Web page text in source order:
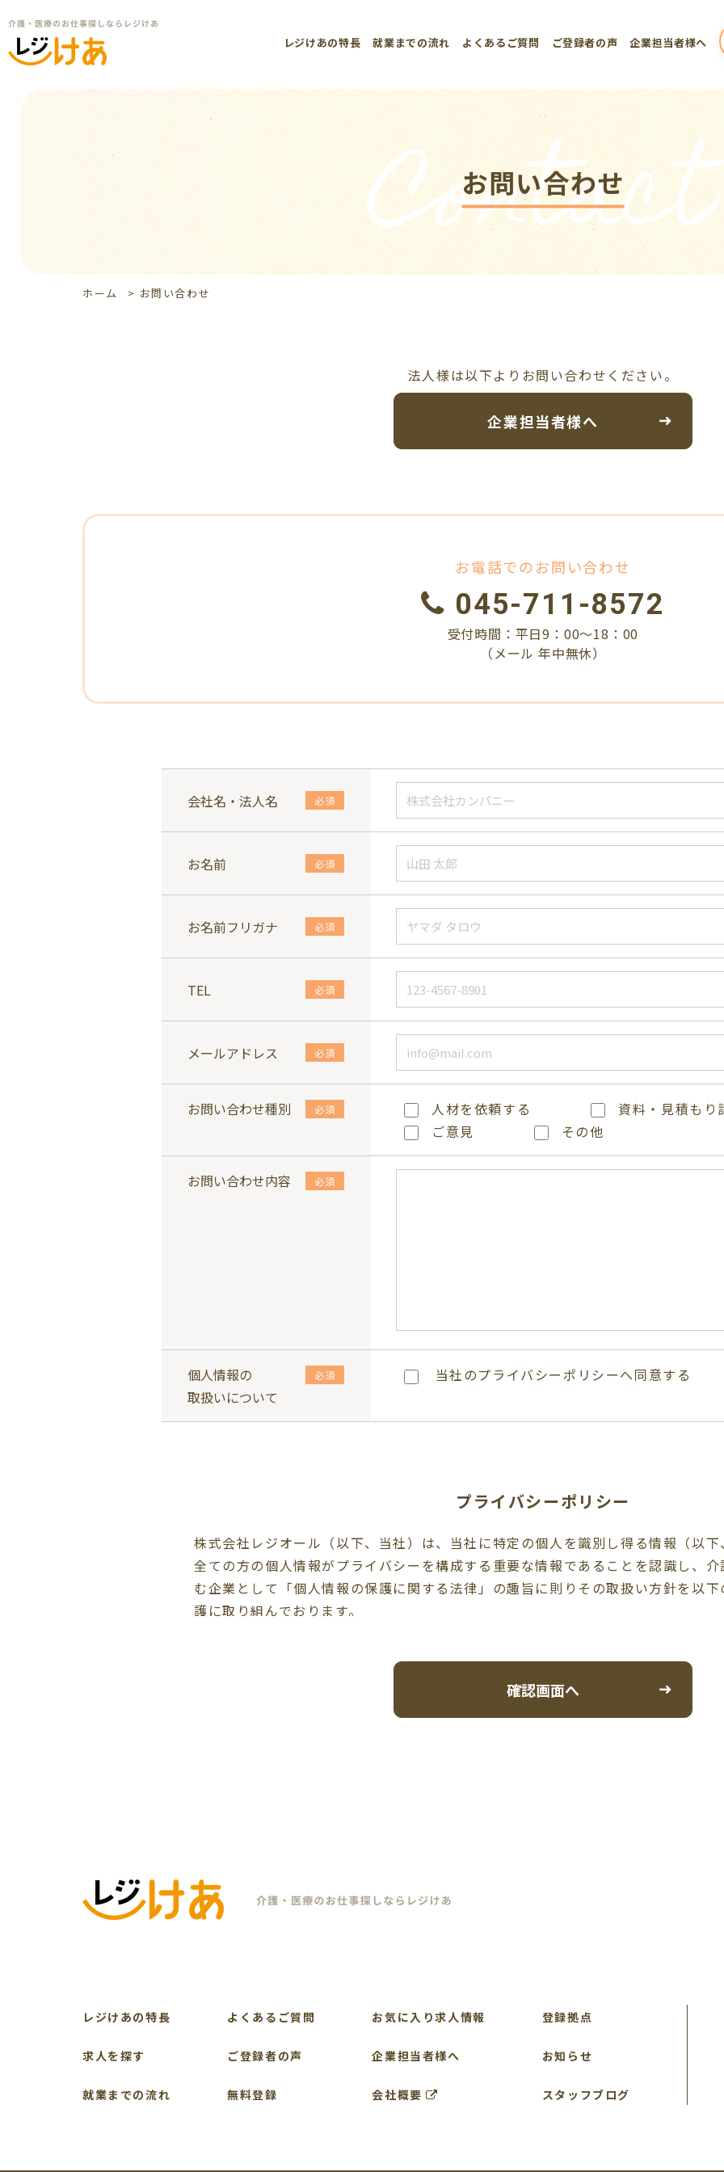
レジけあの特長 就業までの流れ よくあるご質問 ご登録者の声 企業担当者様へ
お問い合わせ
Contact
ホーム > お問い合わせ
法人様は以下よりお問い合わせください。
企業担当者様へ
お電話でのお問い合わせ
045-711-8572
受付時間：平日9：00～18：00
（メール 年中無休）
会社名・法人名 必須
お名前 必須
お名前フリガナ 必須
TEL 必須
メールアドレス 必須
お問い合わせ種別 必須 人材を依頼する
資料・見積もり
ご意見
その他
お問い合わせ内容 必須
個人情報の
取扱いについて
必須 当社のプライバシーポリシーへ同意する
プライバシーポリシー
株式会社レジオール（以下、当社）は、当社に特定の個人を識別し得る情報（以
全ての方の個人情報がプライバシーを構成する重要な情報であることを認識し、
む企業として「個人情報の保護に関する法律」の趣旨に則りその取扱い方針を以
護に取り組んでおります。
び当社内部規則に従い、適切なセキュリティを施した環境で個人情報を厳重に管
的が達成され、継続して個人情報を保管する必要がなくなったと判断した場合、
当社は、収集した個人情報を下記の目的を除き第三者に公開しないものとします。
当サイトの利用者は、当サイトに入力された当該利用者の個人情報が当社（その
めに 個人情報を利用すること。
載し、各種サービス、情報提供、営業活動等に利用すること。
当該利用者による当サイトの次回以降の利用の際に、再度同一の情報を入力する
ータベースに蓄積しておくこと、及びその他当該利用者に対する当サイトを通じ
確認画面へ
レジけあの特長
求人を探す
就業までの流れ
よくあるご質問
ご登録者の声
無料登録
お気に入り求人情報
企業担当者様へ
会社概要
登録拠点
お知らせ
スタッフブログ